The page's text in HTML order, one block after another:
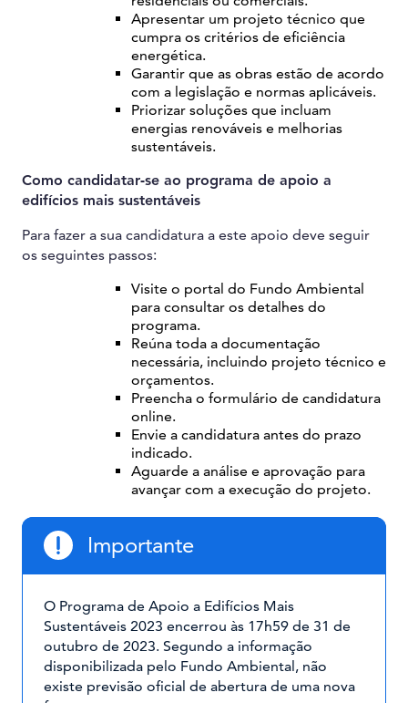
Apresentar um projeto técnico que
cumpra os critérios de eficiência
energética.
Garantir que as obras estão de acordo
com a legislação e normas aplicáveis.
Priorizar soluções que incluam
energias renováveis e melhorias
sustentáveis.
Como candidatar-se ao programa de apoio a
edifícios mais sustentáveis
Para fazer a sua candidatura a este apoio deve seguir
os seguintes passos:
Visite o portal do Fundo Ambiental
para consultar os detalhes do
programa.
Reúna toda a documentação
necessária, incluindo projeto técnico e
orçamentos.
Preencha o formulário de candidatura
online.
Envie a candidatura antes do prazo
indicado.
Aguarde a análise e aprovação para
avançar com a execução do projeto.
Importante
O Programa de Apoio a Edifícios Mais
Sustentáveis 2023 encerrou às 17h59 de 31 de
outubro de 2023. Segundo a informação
disponibilizada pelo Fundo Ambiental, não
existe previsão oficial de abertura de uma nova